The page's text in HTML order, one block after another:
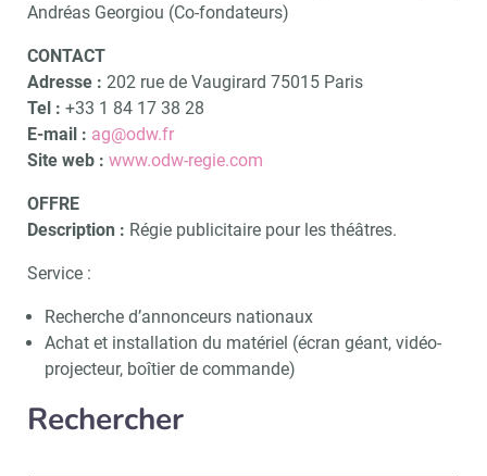
Andréas Georgiou (Co-fondateurs)
CONTACT
Adresse : 202 rue de Vaugirard 75015 Paris
Tel : +33 1 84 17 38 28
E-mail : ag@odw.fr
Site web : www.odw-regie.com
OFFRE
Description : Régie publicitaire pour les théâtres.
Service :
Recherche d’annonceurs nationaux
Achat et installation du matériel (écran géant, vidéo-
projecteur, boîtier de commande)
Rechercher